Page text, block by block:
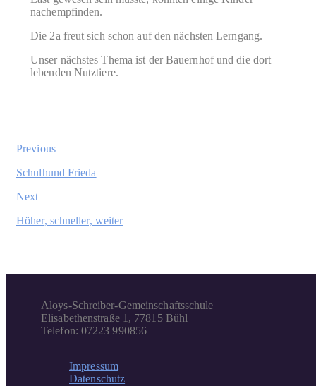
nachempfinden.
Die 2a freut sich schon auf den nächsten Lerngang.
Unser nächstes Thema ist der Bauernhof und die dort
lebenden Nutztiere.
Previous
Schulhund Frieda
Next
Höher, schneller, weiter
Aloys-Schreiber-Gemeinschaftsschule
Elisabethenstraße 1, 77815 Bühl
Telefon: 07223 990856
Impressum
Datenschutz